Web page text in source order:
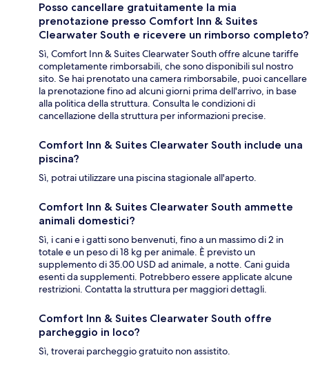
Posso cancellare gratuitamente la mia
prenotazione presso Comfort Inn & Suites
Clearwater South e ricevere un rimborso completo?
Sì, Comfort Inn & Suites Clearwater South offre alcune tariffe
completamente rimborsabili, che sono disponibili sul nostro
sito. Se hai prenotato una camera rimborsabile, puoi cancellare
la prenotazione fino ad alcuni giorni prima dell'arrivo, in base
alla politica della struttura. Consulta le condizioni di
cancellazione della struttura per informazioni precise.
Comfort Inn & Suites Clearwater South include una
piscina?
Sì, potrai utilizzare una piscina stagionale all'aperto.
Comfort Inn & Suites Clearwater South ammette
animali domestici?
Sì, i cani e i gatti sono benvenuti, fino a un massimo di 2 in
totale e un peso di 18 kg per animale. È previsto un
supplemento di 35.00 USD ad animale, a notte. Cani guida
esenti da supplementi. Potrebbero essere applicate alcune
restrizioni. Contatta la struttura per maggiori dettagli.
Comfort Inn & Suites Clearwater South offre
parcheggio in loco?
Sì, troverai parcheggio gratuito non assistito.